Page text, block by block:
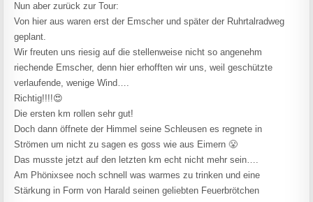
Nun aber zurück zur Tour:
Von hier aus waren erst der Emscher und später der Ruhrtalradweg
geplant.
Wir freuten uns riesig auf die stellenweise nicht so angenehm
riechende Emscher, denn hier erhofften wir uns, weil geschützte
verlaufende, wenige Wind….
Richtig!!!!😍
Die ersten km rollen sehr gut!
Doch dann öffnete der Himmel seine Schleusen es regnete in
Strömen um nicht zu sagen es goss wie aus Eimern 😤
Das musste jetzt auf den letzten km echt nicht mehr sein….
Am Phönixsee noch schnell was warmes zu trinken und eine
Stärkung in Form von Harald seinen geliebten Feuerbrötchen